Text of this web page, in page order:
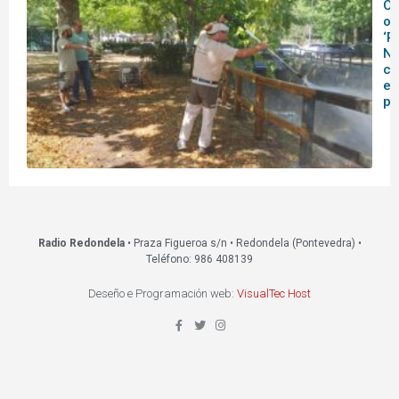
O
Radio Redondela• Praza Figueroa s/n • Redondela (Pontevedra) •
Teléfono: 986 408139
Deseño e Programación web: VisualTec Host